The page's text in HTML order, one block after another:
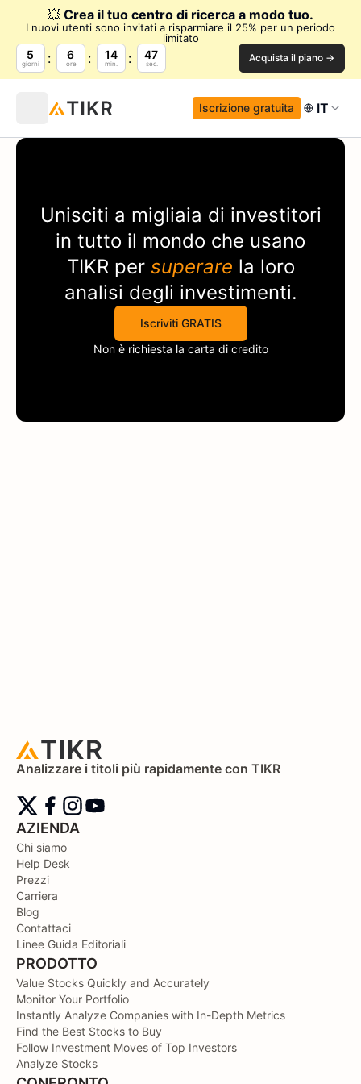
💥 Crea il tuo centro di ricerca a modo tuo.
I nuovi utenti sono invitati a risparmiare il 25% per un periodo
limitato
5
giorni
6
ore
14
min.
47
sec. Acquista il piano →
Iscrizione gratuita IT
Unisciti a migliaia di investitori
in tutto il mondo che usano
TIKRper superare la loro
analisi degli investimenti.
Iscriviti GRATIS
Non è richiesta la carta di credito
Analizzare i titoli più rapidamente con TIKR
AZIENDA
Chi siamo
Help Desk
Prezzi
Carriera
Blog
Contattaci
Linee Guida Editoriali
PRODOTTO
Value Stocks Quickly and Accurately
Monitor Your Portfolio
Instantly Analyze Companies with In-Depth Metrics
Find the Best Stocks to Buy
Follow Investment Moves of Top Investors
Analyze Stocks